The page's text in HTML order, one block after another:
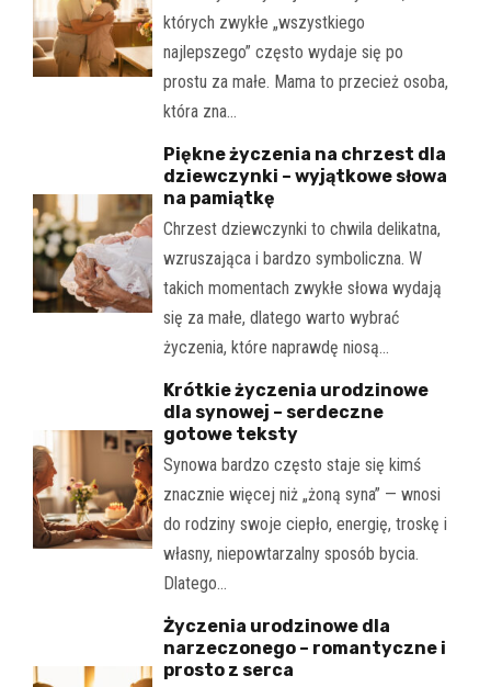
których zwykłe „wszystkiego
najlepszego” często wydaje się po
prostu za małe. Mama to przecież osoba,
która zna…
Piękne życzenia na chrzest dla
dziewczynki – wyjątkowe słowa
na pamiątkę
Chrzest dziewczynki to chwila delikatna,
wzruszająca i bardzo symboliczna. W
takich momentach zwykłe słowa wydają
się za małe, dlatego warto wybrać
życzenia, które naprawdę niosą…
Krótkie życzenia urodzinowe
dla synowej – serdeczne
gotowe teksty
Synowa bardzo często staje się kimś
znacznie więcej niż „żoną syna” — wnosi
do rodziny swoje ciepło, energię, troskę i
własny, niepowtarzalny sposób bycia.
Dlatego…
Życzenia urodzinowe dla
narzeczonego – romantyczne i
prosto z serca